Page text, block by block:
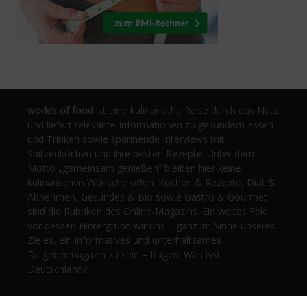
worlds of food ist eine kulinarische Reise durch das Netz
und liefert relevante Informationen zu gesundem Essen
und Trinken sowie spannende Interviews mit
Spitzenköchen und ihre besten Rezepte. Unter dem
Motto „gemeinsam genießen“ bleiben hier keine
kulinarischen Wünsche offen. Kochen & Rezepte, Diät &
Abnehmen, Gesundes & Bio sowie Gastro & Gourmet
sind die Rubriken des Online-Magazins. Ein weites Feld,
vor dessen Hintergrund wir uns – ganz im Sinne unseres
Zieles, ein informatives und unterhaltsames
Ratgebermagazin zu sein – fragen: Was isst
Deutschland?